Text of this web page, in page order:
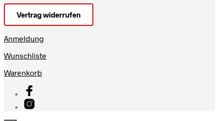
Vertrag widerrufen
Anmeldung
Wunschliste
Warenkorb